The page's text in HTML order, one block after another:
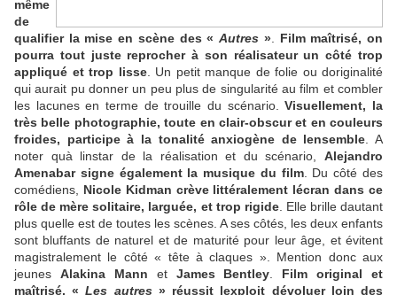
même
de
qualifier la mise en scène des «Autres ». Film maîtrisé, on
pourra tout juste reprocher à son réalisateur un côté trop
appliqué et trop lisse. Un petit manque de folie ou doriginalité
qui aurait pu donner un peu plus de singularité au film et combler
les lacunes en terme de trouille du scénario.Visuellement, la
très belle photographie, toute en clair-obscur et en couleurs
froides, participe à la tonalité anxiogène de lensemble . A
noter quà linstar de la réalisation et du scénario, Alejandro
Amenabar signe également la musique du film. Du côté des
comédiens, Nicole Kidman crève littéralement lécran dans ce
rôle de mère solitaire, larguée, et trop rigide. Elle brille dautant
plus quelle est de toutes les scènes. A ses côtés, les deux enfants
sont bluffants de naturel et de maturité pour leur âge, et évitent
magistralement le côté « tête à claques ». Mention donc aux
jeunes Alakina Mann et James Bentley
Film original et
maîtrisé, «Les autres» réussit lexploit dévoluer loin des